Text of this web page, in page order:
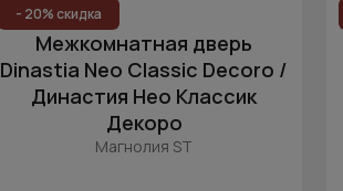
- 20% скидка
Межкомнатная дверь
Dinastia Neo Classic Decoro /
Династия Нео Классик
Декоро
Магнолия ST